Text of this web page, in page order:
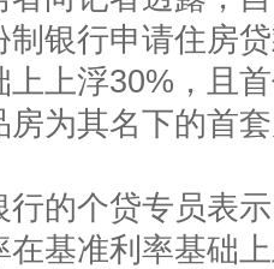
制银行申请住房
上浮30%，且
房为其名下的首
个贷专员表示
在基准利率基础